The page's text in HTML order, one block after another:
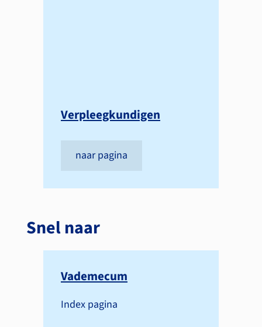
Verpleegkundigen
naar pagina
Snel naar
Vademecum
Index pagina